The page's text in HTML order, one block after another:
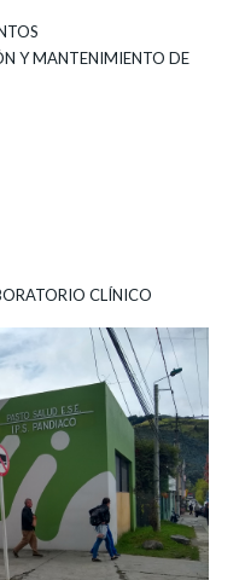
Y MANTENIMIENTO DE
CLÍNICO